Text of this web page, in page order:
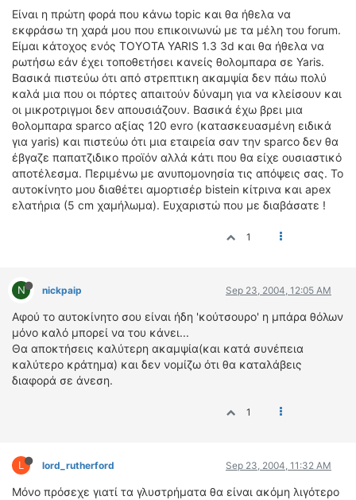
Είναι η πρώτη φορά που κάνω topic και θα ήθελα να
εκφράσω τη χαρά μου που επικοινωνώ με τα μέλη του forum.
Eίμαι κάτοχος ενός TOYOTA YARIS 1.3 3d και θα ήθελα να
ρωτήσω εάν έχει τοποθετήσει κανείς θολομπαρα σε Yaris.
Βασικά πιστεύω ότι από στρεπτικη ακαμψία δεν πάω πολύ
καλά μια που οι πόρτες απαιτούν δύναμη για να κλείσουν και
οι μικροτριγμοι δεν απουσιάζουν. Βασικά έχω βρει μια
θολομπαρα sparco αξίας 120 evro (κατασκευασμένη ειδικά
για yaris) και πιστεύω ότι μια εταιρεία σαν την sparco δεν θα
έβγαζε παπατζιδικο προϊόν αλλά κάτι που θα είχε ουσιαστικό
αποτέλεσμα. Περιμένω με ανυπομονησία τις απόψεις σας. Το
αυτοκίνητο μου διαθέτει αμορτισέρ bistein κίτρινα και apex
ελατήρια (5 cm χαμήλωμα). Ευχαριστώ που με διαβάσατε !
1
N nickpaip Sep 23, 2004, 12:05 AM
Αφού το αυτοκίνητο σου είναι ήδη 'κούτσουρο' η μπάρα θόλων
μόνο καλό μπορεί να του κάνει...
Θα αποκτήσεις καλύτερη ακαμψία(και κατά συνέπεια
καλύτερο κράτημα) και δεν νομίζω ότι θα καταλάβεις
διαφορά σε άνεση.
1
L lord_rutherford Sep 23, 2004, 11:32 AM
Μόνο πρόσεχε γιατί τα γλυστρήματα θα είναι ακόμη λιγότερο
ΑΓΟΡΑ
ΠΩΛΗΣΕΙΣ
ΠΡΟΣΦΟΡΕΣ
ΜΕΤΑΧΕΙΡΙΣΜΕΝΑ
2ΤΡΟΧΟΙ
ΟΔΗΓΟΥΜΕ
ΕΠΙΚΑΙΡΟΤΗΤΑ
ΑΓΩΝΕΣ
CLASSIC